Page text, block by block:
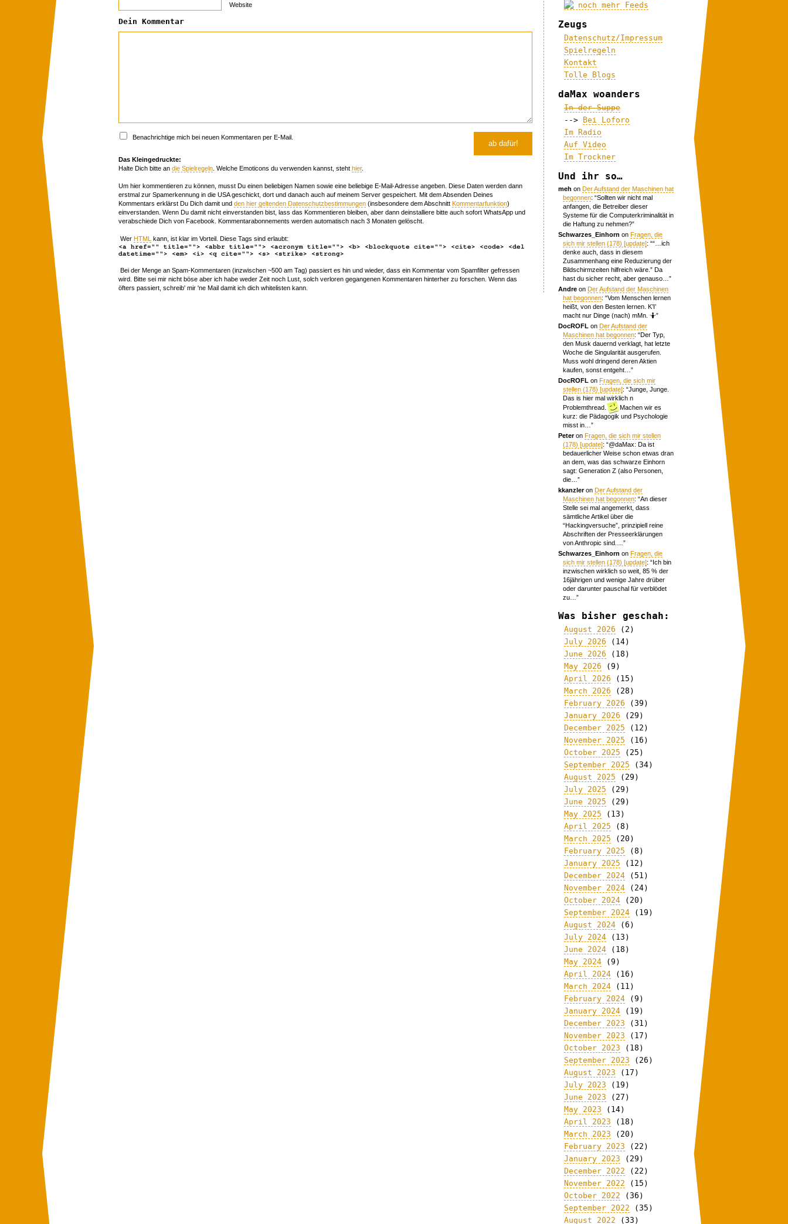
Website
Dein Kommentar
Benachrichtige mich bei neuen Kommentaren per E-Mail.
Das Kleingedruckte:
Halte Dich bitte an die Spielregeln . Welche Emoticons du verwenden kannst, steht hier.
Um hier kommentieren zu können, musst Du einen beliebigen Namen sowie eine beliebige E-Mail-Adresse angeben. Diese Daten werden dann
erstmal zur Spamerkennung in die USA geschickt, dort und danach auch auf meinem Server gespeichert. Mit dem Absenden Deines
Kommentars erklärst Du Dich damit und den hier geltenden Datenschutzbestimmungen (insbesondere dem Abschnitt Kommentarfunktion)
einverstanden. Wenn Du damit nicht einverstanden bist, lass das Kommentieren bleiben, aber dann deinstalliere bitte auch sofort WhatsApp und
verabschiede Dich von Facebook. Kommentarabonnements werden automatisch nach 3 Monaten gelöscht.
Wer HTML kann, ist klar im Vorteil. Diese Tags sind erlaubt:
<a href="" title=""> <abbr title=""> <acronym title=""> <b> <blockquote cite=""> <cite> <code> <del
datetime=""> <em> <i> <q cite=""> <s> <strike> <strong>
Bei der Menge an Spam-Kommentaren (inzwischen ~500 am Tag) passiert es hin und wieder, dass ein Kommentar vom Spamfilter gefressen
wird. Bitte sei mir nicht böse aber ich habe weder Zeit noch Lust, solch verloren gegangenen Kommentaren hinterher zu forschen. Wenn das
öfters passiert, schreib' mir 'ne Mail damit ich dich whitelisten kann.
noch mehr Feeds
Zeugs
Datenschutz/Impressum
Spielregeln
Kontakt
Tolle Blogs
daMax woanders
In der Suppe
-->
Bei Loforo
Im Radio
Auf Video
Im Trockner
Und ihr so…
meh onDer Aufstand der Maschinen hat
begonnen: “Sollten wir nicht mal
anfangen, die Betreiber dieser
Systeme für die Computerkriminalität in
die Haftung zu nehmen?”
Schwarzes_Einhorn onFragen, die
sich mir stellen (178) [update]: ““…ich
denke auch, dass in diesem
Zusammenhang eine Reduzierung der
Bildschirmzeiten hilfreich wäre.” Da
hast du sicher recht, aber genauso… ”
Andre onDer Aufstand der Maschinen
hat begonnen: “Vom Menschen lernen
heißt, von den Besten lernen. K’I’
macht nur Dinge (nach) mMn. 🤷”
DocROFL onDer Aufstand der
Maschinen hat begonnen: “Der Typ,
den Musk dauernd verklagt, hat letzte
Woche die Singularität ausgerufen.
Muss wohl dringend deren Aktien
kaufen, sonst entgeht… ”
DocROFL onFragen, die sich mir
stellen (178) [update]: “Junge, Junge.
Das is hier mal wirklich n
Problemthread.
Machen wir es
kurz: die Pädagogik und Psychologie
misst in… ”
PeteronFragen, die sich mir stellen
(178) [update]: “@daMax: Da ist
bedauerlicher Weise schon etwas dran
an dem, was das schwarze Einhorn
sagt: Generation Z (also Personen,
die… ”
kkanzleronDer Aufstand der
Maschinen hat begonnen: “An dieser
Stelle sei mal angemerkt, dass
sämtliche Artikel über die
“Hackingversuche”, prinzipiell reine
Abschriften der Presseerklärungen
von Anthropic sind.… ”
Schwarzes_Einhorn onFragen, die
sich mir stellen (178) [update]: “Ich bin
inzwischen wirklich so weit, 85 % der
16jährigen und wenige Jahre drüber
oder darunter pauschal für verblödet
zu… ”
Was bisher geschah:
August 2026 (2)
July 2026 (14)
June 2026 (18)
May 2026 (9)
April 2026 (15)
March 2026 (28)
February 2026 (39)
January 2026 (29)
December 2025 (12)
November 2025 (16)
October 2025 (25)
September 2025 (34)
August 2025 (29)
July 2025 (29)
June 2025 (29)
May 2025 (13)
April 2025 (8)
March 2025 (20)
February 2025 (8)
January 2025 (12)
December 2024 (51)
November 2024 (24)
October 2024 (20)
September 2024 (19)
August 2024 (6)
July 2024 (13)
June 2024 (18)
May 2024 (9)
April 2024 (16)
March 2024 (11)
February 2024 (9)
January 2024 (19)
December 2023 (31)
November 2023 (17)
October 2023 (18)
September 2023 (26)
August 2023 (17)
July 2023 (19)
June 2023 (27)
May 2023 (14)
April 2023 (18)
March 2023 (20)
February 2023 (22)
January 2023 (29)
December 2022 (22)
November 2022 (15)
October 2022 (36)
September 2022 (35)
August 2022 (33)